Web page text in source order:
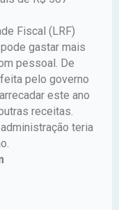
Fiscal (LRF)
gastar mais
pessoal. De
pelo governo
este ano
receitas.
teria